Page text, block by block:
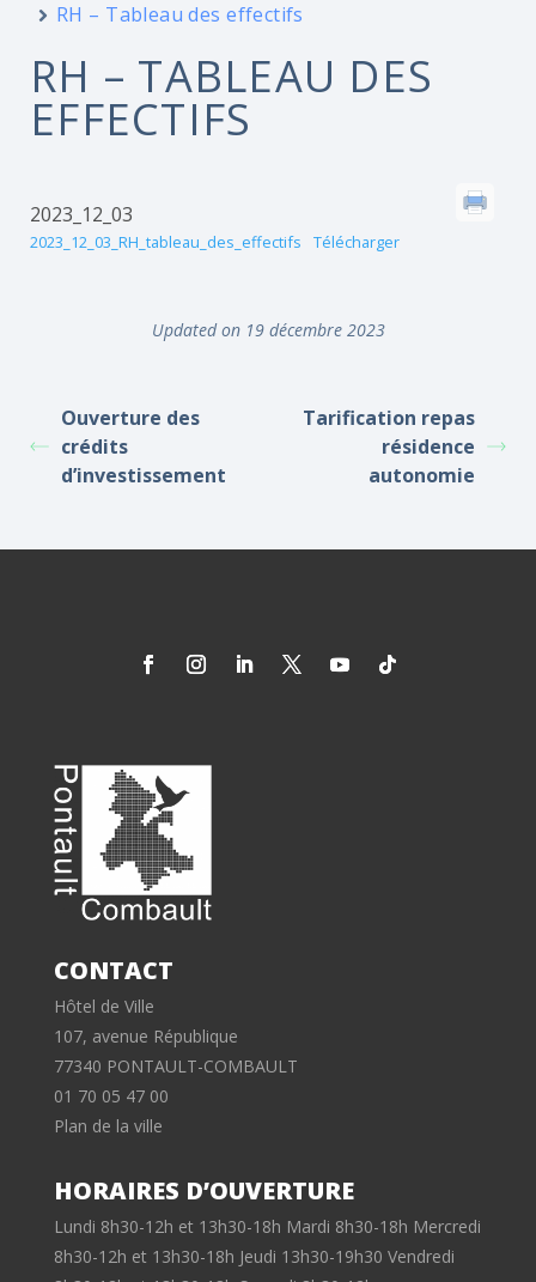
RH – Tableau des effectifs
RH – TABLEAU DES
EFFECTIFS
2023_12_03
2023_12_03_RH_tableau_des_effectifs Télécharger
Updated on 19 décembre 2023
Ouverture des
crédits
d’investissement
Tarification repas
résidence
autonomie
CONTACT
Hôtel de Ville
107, avenue République
77340 PONTAULT-COMBAULT
01 70 05 47 00
Plan de la ville
HORAIRES D’OUVERTURE
Lundi 8h30-12h et 13h30-18h Mardi 8h30-18h Mercredi
8h30-12h et 13h30-18h Jeudi 13h30-19h30 Vendredi